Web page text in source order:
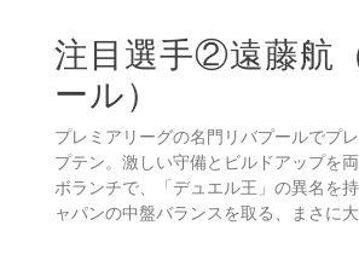
注目選手②遠藤航
ール）
プレミアリーグの名門リバプールでプ
プテン。激しい守備とビルドアップを
ボランチで、「デュエル王」の異名を
ャパンの中盤バランスを取る、まさに大